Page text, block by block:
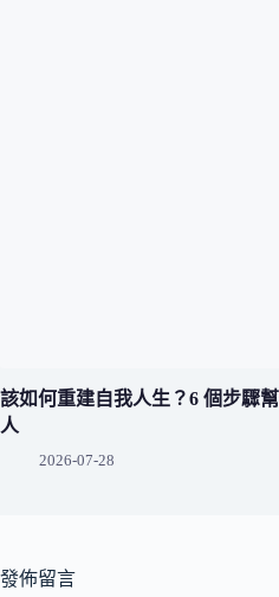
該如何重建自我人生？6 個步驟
人
2026-07-28
發佈留言